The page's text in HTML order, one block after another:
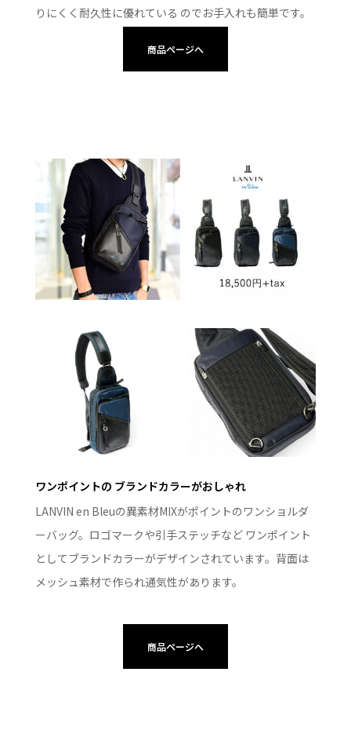
りにくく耐久性に優れている のでお手入れも簡単です。
商品ページへ
ワンポイントの ブランドカラーがおしゃれ
LANVIN en Bleuの異素材MIXがポイントのワンショルダ
ーバッグ。ロゴマークや引手ステッチなど ワンポイント
としてブランドカラーがデザインされています。背面は
メッシュ素材で作られ通気性があります。
商品ページへ